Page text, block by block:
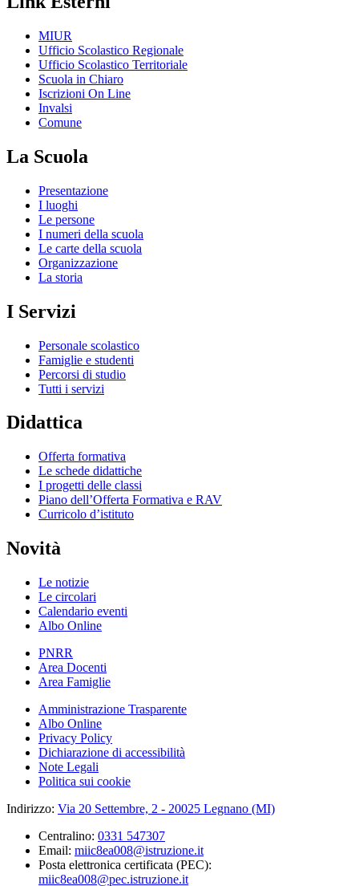
MIUR
Ufficio Scolastico Regionale
Ufficio Scolastico Territoriale
Scuola in Chiaro
Iscrizioni On Line
Invalsi
Comune
La Scuola
Presentazione
I luoghi
Le persone
I numeri della scuola
Le carte della scuola
Organizzazione
La storia
I Servizi
Personale scolastico
Famiglie e studenti
Percorsi di studio
Tutti i servizi
Didattica
Offerta formativa
Le schede didattiche
I progetti delle classi
Piano dell’Offerta Formativa e RAV
Curricolo d’istituto
Novità
Le notizie
Le circolari
Calendario eventi
Albo Online
PNRR
Area Docenti
Area Famiglie
Amministrazione Trasparente
Albo Online
Privacy Policy
Dichiarazione di accessibilità
Note Legali
Politica sui cookie
Indirizzo: Via 20 Settembre, 2 - 20025 Legnano (MI)
Centralino: 0331 547307
Email: miic8ea008@istruzione.it
Posta elettronica certificata (PEC):
miic8ea008@pec.istruzione.it